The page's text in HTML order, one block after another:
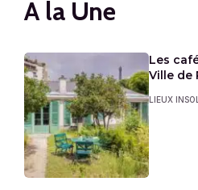
A la Une
Les
Ville de
LIEUX